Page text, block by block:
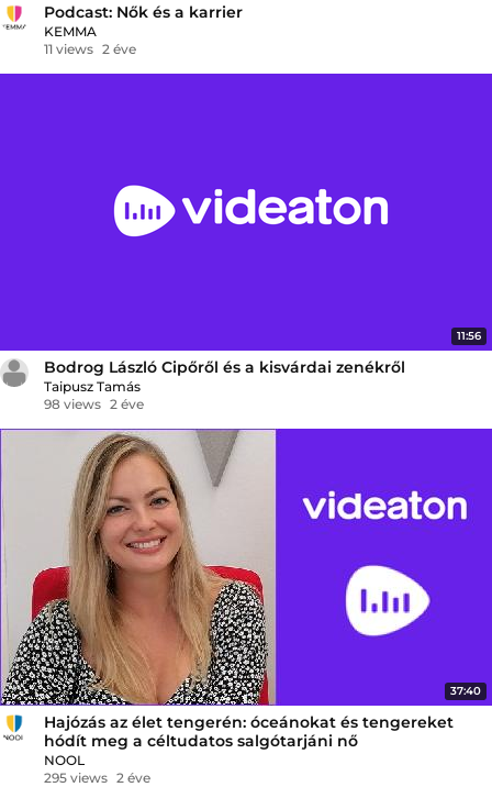
Podcast: Nők és a karrier
KEMMA
11 views 2 éve
11:56
Bodrog László Cipőről és a kisvárdai zenékről
Taipusz Tamás
98 views 2 éve
37:40
Hajózás az élet tengerén: óceánokat és tengereket
hódít meg a céltudatos salgótarjáni nő
NOOL
295 views 2 éve